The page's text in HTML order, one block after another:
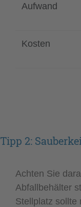
Aufwand
Kosten
Tipp 2:
Achten Sie
Abfallbehälter
Stellplatz sollte